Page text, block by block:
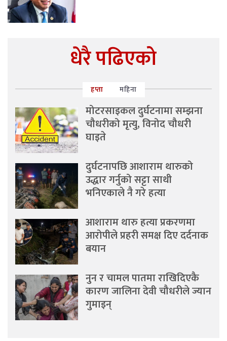
धेरै पढिएको
हप्ता महिना
मोटरसाइकल दुर्घटनामा सम्झना
चौधरीको मृत्यु, विनोद चौधरी
घाइते
दुर्घटनापछि आशाराम थारुको
उद्धार गर्नुको सट्टा साथी
भनिएकाले नै गरे हत्या
आशाराम थारु हत्या प्रकरणमा
आरोपीले प्रहरी समक्ष दिए दर्दनाक
बयान
नुन र चामल पातमा राखिदिएकै
कारण जालिना देवी चौधरीले ज्यान
गुमाइन्